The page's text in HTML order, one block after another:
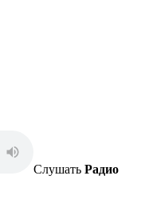
Слушать Радио